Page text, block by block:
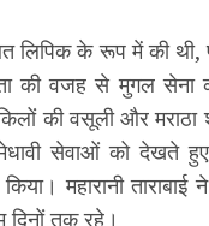
के रूप में की थी,
की वजह से मुगल
की वसूली और मराठा
सेवाओं को देखते हुए
महारानी
तक रहे।